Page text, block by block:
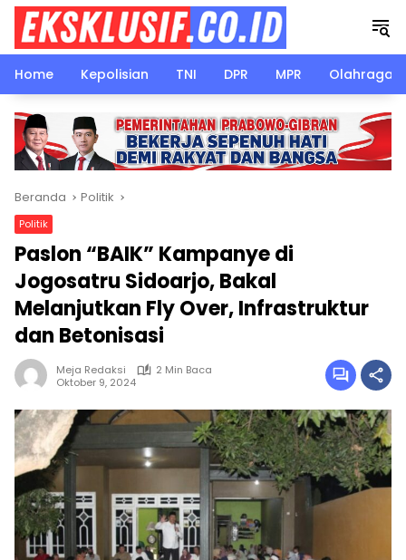
Langsung
konten
Home
Kepolisian TNI DPR MPR Olahraga
Beranda Politik
Politik
Paslon “BAIK” Kampanye di
Jogosatru Sidoarjo, Bakal
Melanjutkan Fly Over, Infrastruktur
dan Betonisasi
Meja Redaksi
2 Min Baca
Oktober 9, 2024